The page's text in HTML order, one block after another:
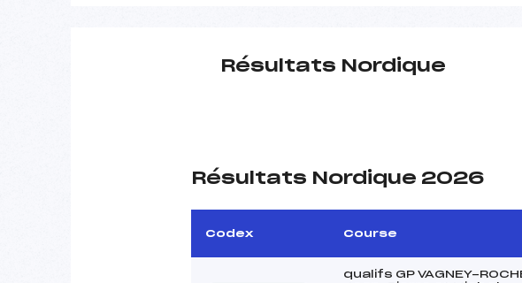
Résultats Nordique
Résultats Nordique 2026
Codex Course
qualifs GP VAGNEY-